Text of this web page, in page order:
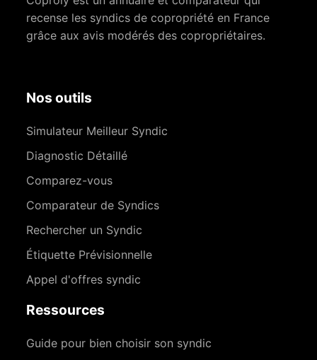
recense les syndics de copropriété en France
grâce aux avis modérés des copropriétaires.
Nos outils
Simulateur Meilleur Syndic
Diagnostic Détaillé
Comparez-vous
Comparateur de Syndics
Rechercher un Syndic
Étiquette Prévisionnelle
Appel d'offres syndic
Ressources
Guide pour bien choisir son syndic